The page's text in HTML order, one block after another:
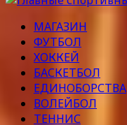
МАГАЗИН
ФУТБОЛ
ХОККЕЙ
БАСКЕТБОЛ
ЕДИНОБОРСТВА
ВОЛЕЙБОЛ
ТЕННИС